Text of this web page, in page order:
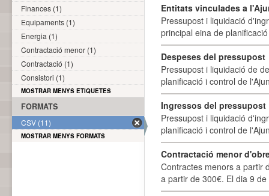
Entitats vinculades a
Pressupost i liquidació
principal eina de
Despeses del pressupost
Pressupost i liquidació de
planificació i control de
Ingressos del pressupost
Pressupost i liquidació
planificació i control de
Contractació menor
Contractes menors a partir
a partir de 300€. El dia 9
Finances (1)
Equipaments (1)
Energia (1)
Contractació menor (1)
Contractació (1)
Consistori (1)
MOSTRAR MENYS ETIQUETES
FORMATS
CSV (11)
MOSTRAR MENYS FORMATS